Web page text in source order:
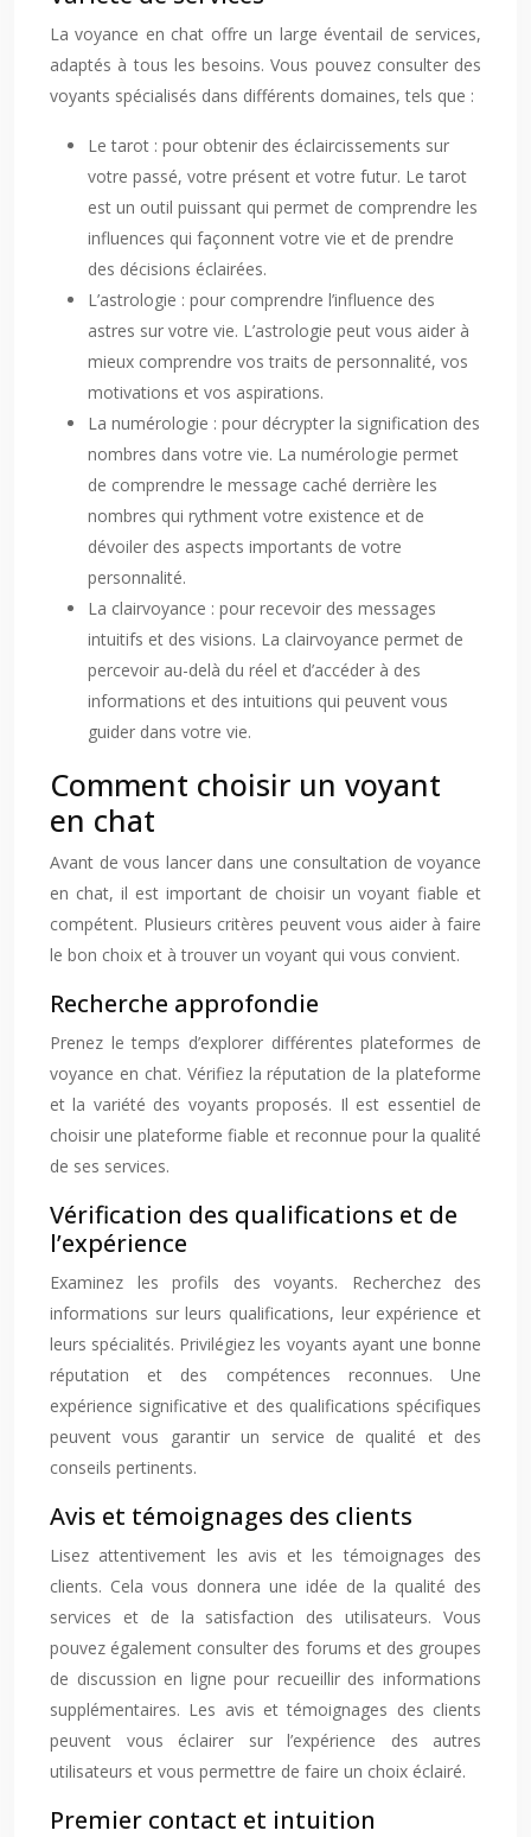
La voyance en chat offre un large éventail de services,
adaptés à tous les besoins. Vous pouvez consulter des
voyants spécialisés dans différents domaines, tels que :
Le tarot : pour obtenir des éclaircissements sur
votre passé, votre présent et votre futur. Le tarot
est un outil puissant qui permet de comprendre les
influences qui façonnent votre vie et de prendre
des décisions éclairées.
L’astrologie : pour comprendre l’influence des
astres sur votre vie. L’astrologie peut vous aider à
mieux comprendre vos traits de personnalité, vos
motivations et vos aspirations.
La numérologie : pour décrypter la signification des
nombres dans votre vie. La numérologie permet
de comprendre le message caché derrière les
nombres qui rythment votre existence et de
dévoiler des aspects importants de votre
personnalité.
La clairvoyance : pour recevoir des messages
intuitifs et des visions. La clairvoyance permet de
percevoir au-delà du réel et d’accéder à des
informations et des intuitions qui peuvent vous
guider dans votre vie.
Comment choisir un voyant
en chat
Avant de vous lancer dans une consultation de voyance
en chat, il est important de choisir un voyant fiable et
compétent. Plusieurs critères peuvent vous aider à faire
le bon choix et à trouver un voyant qui vous convient.
Recherche approfondie
Prenez le temps d’explorer différentes plateformes de
voyance en chat. Vérifiez la réputation de la plateforme
et la variété des voyants proposés. Il est essentiel de
choisir une plateforme fiable et reconnue pour la qualité
de ses services.
Vérification des qualifications et de
l’expérience
Examinez les profils des voyants. Recherchez des
informations sur leurs qualifications, leur expérience et
leurs spécialités. Privilégiez les voyants ayant une bonne
réputation et des compétences reconnues. Une
expérience significative et des qualifications spécifiques
peuvent vous garantir un service de qualité et des
conseils pertinents.
Avis et témoignages des clients
Lisez attentivement les avis et les témoignages des
clients. Cela vous donnera une idée de la qualité des
services et de la satisfaction des utilisateurs. Vous
pouvez également consulter des forums et des groupes
de discussion en ligne pour recueillir des informations
supplémentaires. Les avis et témoignages des clients
peuvent vous éclairer sur l’expérience des autres
utilisateurs et vous permettre de faire un choix éclairé.
Premier contact et intuition